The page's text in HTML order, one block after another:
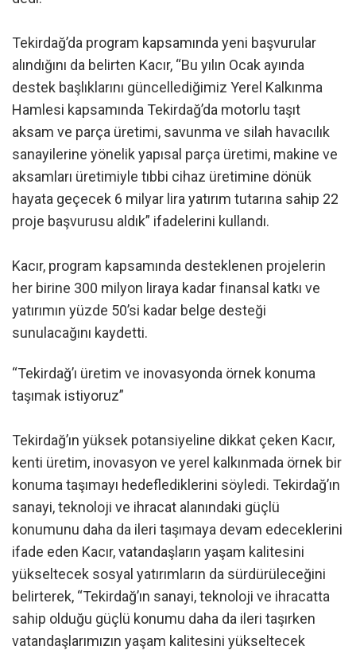
Tekirdağ’da program kapsamında yeni başvurular
alındığını da belirten Kacır, “Bu yılın Ocak ayında
destek başlıklarını güncellediğimiz Yerel Kalkınma
Hamlesi kapsamında Tekirdağ’da motorlu taşıt
aksam ve parça üretimi, savunma ve silah havacılık
sanayilerine yönelik yapısal parça üretimi, makine ve
aksamları üretimiyle tıbbi cihaz üretimine dönük
hayata geçecek 6 milyar lira yatırım tutarına sahip 22
proje başvurusu aldık” ifadelerini kullandı.
Kacır, program kapsamında desteklenen projelerin
her birine 300 milyon liraya kadar finansal katkı ve
yatırımın yüzde 50’si kadar belge desteği
sunulacağını kaydetti.
“Tekirdağ’ı üretim ve inovasyonda örnek konuma
taşımak istiyoruz”
Tekirdağ’ın yüksek potansiyeline dikkat çeken Kacır,
kenti üretim, inovasyon ve yerel kalkınmada örnek bir
konuma taşımayı hedeflediklerini söyledi. Tekirdağ’ın
sanayi, teknoloji ve ihracat alanındaki güçlü
konumunu daha da ileri taşımaya devam edeceklerini
ifade eden Kacır, vatandaşların yaşam kalitesini
yükseltecek sosyal yatırımların da sürdürüleceğini
belirterek, “Tekirdağ’ın sanayi, teknoloji ve ihracatta
sahip olduğu güçlü konumu daha da ileri taşırken
vatandaşlarımızın yaşam kalitesini yükseltecek